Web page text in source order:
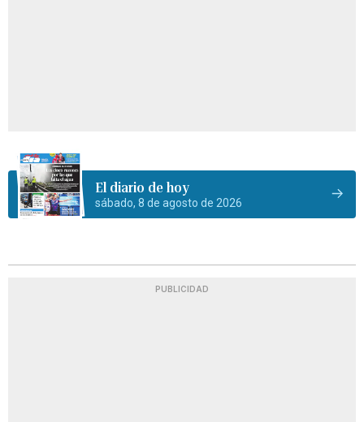
El diario de hoy
sábado, 8 de agosto de 2026
PUBLICIDAD